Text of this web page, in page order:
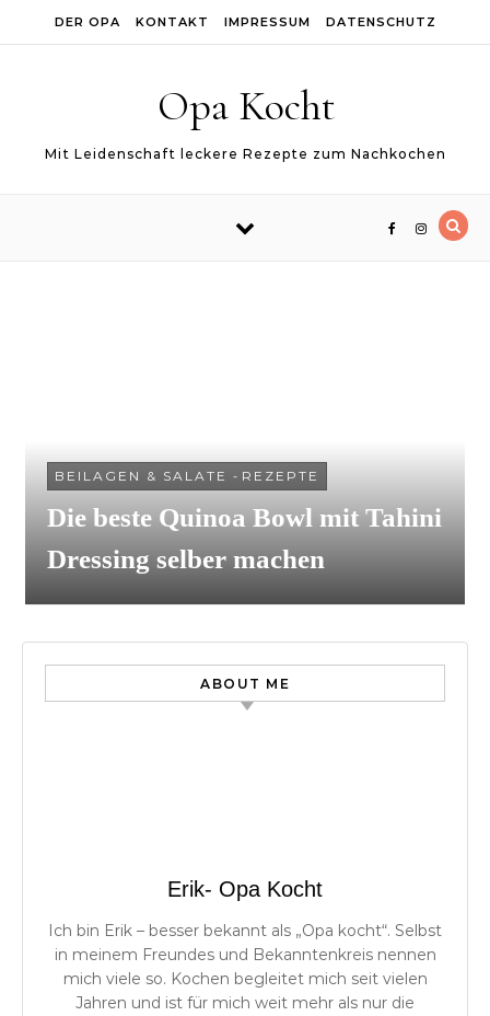
DER OPA KONTAKT IMPRESSUM DATENSCHUTZ
Opa Kocht
Mit Leidenschaft leckere Rezepte zum Nachkochen
BEILAGEN & SALATE - REZEPTE
Die beste Quinoa Bowl mit Tahini
Dressing selber machen
ABOUT ME
Erik- Opa Kocht
Ich bin Erik – besser bekannt als „Opa kocht“. Selbst
in meinem Freundes und Bekanntenkreis nennen
mich viele so. Kochen begleitet mich seit vielen
Jahren und ist für mich weit mehr als nur die